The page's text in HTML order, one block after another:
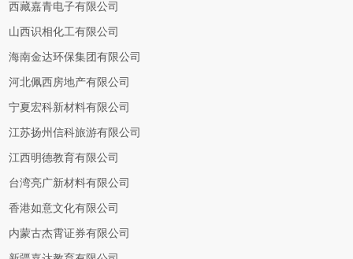
西藏嘉青电子有限公司
山西识相化工有限公司
海南金达环保集团有限公司
河北佩西房地产有限公司
宁夏宏科新材料有限公司
江苏扬州信科旅游有限公司
江西明德教育有限公司
台湾亮广新材料有限公司
香港如意文化有限公司
内蒙古杰霄证券有限公司